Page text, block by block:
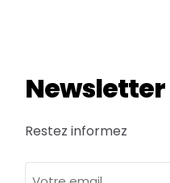
Newsletter
Restez informez